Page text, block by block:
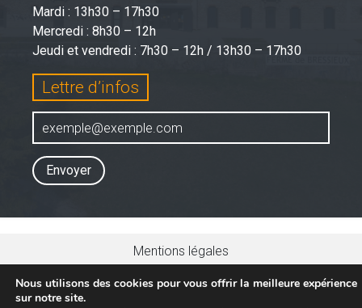
Nous utilisons des cookies pour vous offrir la meilleure expérience
sur notre site.
Mardi : 13h30 – 17h30
Mercredi : 8h30 – 12h
Jeudi et vendredi : 7h30 – 12h / 13h30 – 17h30
Lettre d’infos
Envoyer
Mentions légales
Politique de confidentialité